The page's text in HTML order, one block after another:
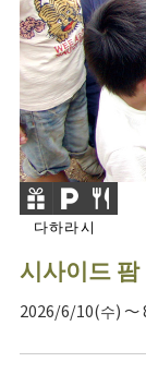
다하라시
시사이드
2026/6/10(수) ～